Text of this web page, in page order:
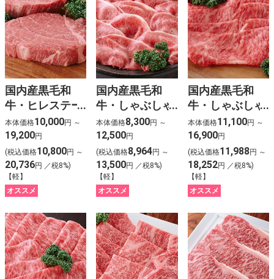
国内産黒毛和
牛・ヒレステー
キ用
本体価格10,000円 ～
19,200円
(税込価格10,800円 ～
20,736円 ／税8%)
【軽】
オススメ
国内産黒毛和
牛・しゃぶしゃ
ぶ用（カタ）
本体価格8,300円 ～
12,500円
(税込価格8,964円 ～
13,500円 ／税8%)
【軽】
オススメ
国内産黒毛和
牛・しゃぶしゃ
ぶ用（ロース）
本体価格11,100円 ～
16,900円
(税込価格11,988円 ～
18,252円 ／税8%)
【軽】
オススメ